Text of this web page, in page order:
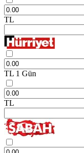
TL
TL 1 Gün
TL